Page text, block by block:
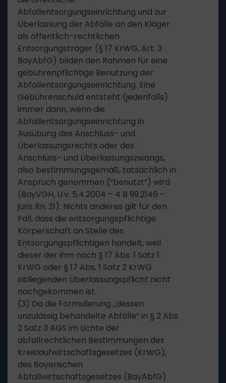
Abfallentsorgungseinrichtung und zur
Überlassung der Abfälle an den Kläger
als öffentlich-rechtlichen
Entsorgungsträger (§ 17 KrWG, Art. 3
BayAbfG) bilden den Rahmen für eine
gebührenpflichtige Benutzung der
Abfallentsorgungseinrichtung. Eine
Gebührenschuld entsteht (jedenfalls)
immer dann, wenn die
Abfallentsorgungseinrichtung in
Ausübung des Anschluss- und
Überlassungsrechts oder des
Anschluss- und Überlassungszwangs,
also bestimmungsgemäß, tatsächlich in
Anspruch genommen (“benutzt”) wird
(BayVGH, U.v. 5.4.2004 – 4 B 99.2146 –
juris Rn. 21). Nichts anderes gilt für den
Fall, dass die entsorgungspflichtige
Körperschaft an Stelle des
Entsorgungspflichtigen handelt, weil
dieser der ihm nach § 17 Abs. 1 Satz 1
KrWG oder § 17 Abs. 1 Satz 2 KrWG
obliegenden Überlassungspflicht nicht
nachgekommen ist.
(3) Da die Formulierung „dessen
unzulässig behandelte Abfälle“ in § 2 Abs.
2 Satz 3 AGS im Lichte der
abfallrechtlichen Bestimmungen des
Kreislaufwirtschaftsgesetzes (KrWG),
des Bayerischen
Abfallwirtschaftsgesetzes (BayAbfG)